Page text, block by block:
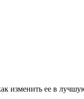
изменить ее в